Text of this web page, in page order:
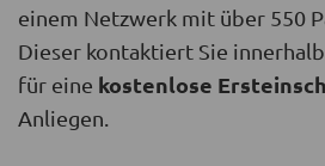
einem Netzwerk mit über 550
Dieser kontaktiert Sie
für eine kostenlose
Anliegen.